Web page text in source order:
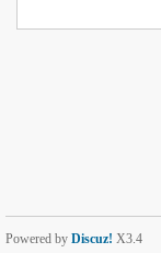
Powered by Discuz! X3.4